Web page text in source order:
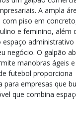
A ampla
piso em
e feminino, além
administrativo
negócio. O galpão
manobras ágeis e
futebol proporciona
empresas que
que combina